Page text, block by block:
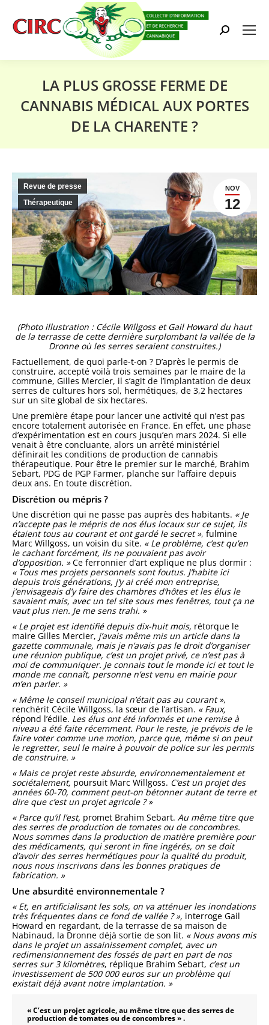
Search:
LA PLUS GROSSE FERME DE
CANNABIS MÉDICAL AUX PORTES
DE LA CHARENTE ?
NOV
12
Revue de presse
Thérapeutique
(Photo illustration : Cécile Willgoss et Gail Howard du haut
de la terrasse de cette dernière surplombant la vallée de la
Dronne où les serres seraient construites.)
Factuellement, de quoi parle-t-on ? D’après le permis de
construire, accepté voilà trois semaines par le maire de la
commune, Gilles Mercier, il s’agit de l’implantation de deux
serres de cultures hors sol, hermétiques, de 3,2 hectares
sur un site global de six hectares.
Une première étape pour lancer une activité qui n’est pas
encore totalement autorisée en France. En effet, une phase
d’expérimentation est en cours jusqu’en mars 2024. Si elle
venait à être concluante, alors un arrêté ministériel
définirait les conditions de production de cannabis
thérapeutique. Pour être le premier sur le marché, Brahim
Sebart, PDG de PGP Farmer, planche sur l’affaire depuis
deux ans. En toute discrétion.
Discrétion ou mépris ?
Une discrétion qui ne passe pas auprès des habitants. « Je
n’accepte pas le mépris de nos élus locaux sur ce sujet, ils
étaient tous au courant et ont gardé le secret », fulmine
Marc Willgoss, un voisin du site. « Le problème, c’est qu’en
le cachant forcément, ils ne pouvaient pas avoir
d’opposition. »Ce ferronnier d’art explique ne plus dormir :
« Tous mes projets personnels sont foutus. J’habite ici
depuis trois générations, j’y ai créé mon entreprise,
j’envisageais d’y faire des chambres d’hôtes et les élus le
savaient mais, avec un tel site sous mes fenêtres, tout ça ne
vaut plus rien. Je me sens trahi. »
« Le projet est identifié depuis dix-huit mois, rétorque le
maire Gilles Mercier, j’avais même mis un article dans la
gazette communale, mais je n’avais pas le droit d’organiser
une réunion publique, c’est un projet privé, ce n’est pas à
moi de communiquer. Je connais tout le monde ici et tout le
monde me connaît, personne n’est venu en mairie pour
m’en parler. »
« Même le conseil municipal n’était pas au courant »,
renchérit Cécile Willgoss, la sœur de l’artisan. « Faux,
répond l’édile. Les élus ont été informés et une remise à
niveau a été faite récemment. Pour le reste, je prévois de le
faire voter comme une motion, parce que, même si on peut
le regretter, seul le maire à pouvoir de police sur les permis
de construire. »
« Mais ce projet reste absurde, environnementalement et
sociétalement, poursuit Marc Willgoss. C’est un projet des
années 60-70, comment peut-on bétonner autant de terre et
dire que c’est un projet agricole ? »
« Parce qu’il l’est, promet Brahim Sebart. Au même titre que
des serres de production de tomates ou de concombres.
Nous sommes dans la production de matière première pour
des médicaments, qui seront in fine ingérés, on se doit
d’avoir des serres hermétiques pour la qualité du produit,
nous nous inscrivons dans les bonnes pratiques de
fabrication. »
Une absurdité environnementale ?
« Et, en artificialisant les sols, on va atténuer les inondations
très fréquentes dans ce fond de vallée ? », interroge Gail
Howard en regardant, de la terrasse de sa maison de
Nabinaud, la Dronne déjà sortie de son lit. « Nous avons mis
dans le projet un assainissement complet, avec un
redimensionnement des fossés de part en part de nos
serres sur 3 kilomètres, réplique Brahim Sebart, c’est un
investissement de 500 000 euros sur un problème qui
existait déjà avant notre implantation. »
« C’est un projet agricole, au même titre que des serres de
production de tomates ou de concombres » .